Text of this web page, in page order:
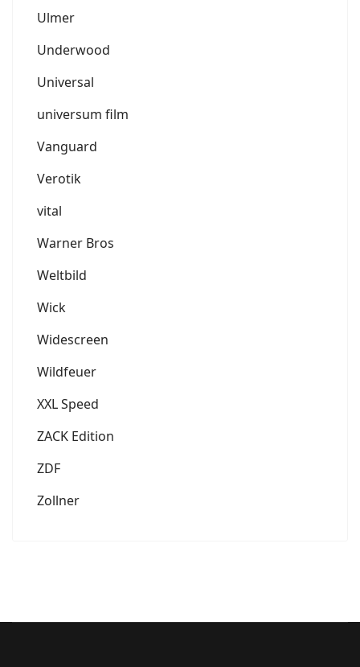
Ulmer
Underwood
Universal
universum film
Vanguard
Verotik
vital
Warner Bros
Weltbild
Wick
Widescreen
Wildfeuer
XXL Speed
ZACK Edition
ZDF
Zollner